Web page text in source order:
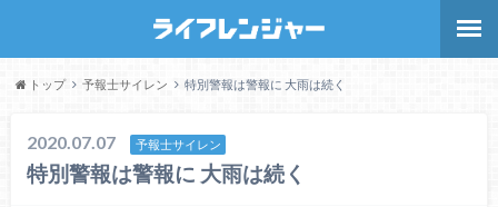
トップ 予報士サイレン 特別警報は警報に 大雨は続く
2020.07.07 予報士サイレン
特別警報は警報に 大雨は続く